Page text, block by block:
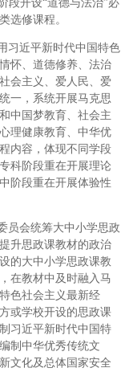
段开设“道德与法治”必
选修课程。
习近平新时代中国特色
怀、道德修养、法治
会主义、爱人民、爱
一，系统开展马克思
中国梦教育、社会主
理健康教育、中华优
内容，体现不同学段
科阶段重在开展理论
阶段重在开展体验性
员会统筹大中小学思政
升思政课教材的政治
的大中小学思政课教
在教材中及时融入马
色社会主义最新经
或学校开设的思政课
习近平新时代中国特
制中华优秀传统文
文化及总体国家安全